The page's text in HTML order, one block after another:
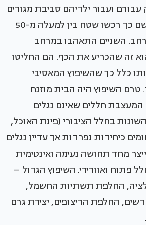
עבורם ועבור ילדיהם סביבת מגורים
כפרית בלב העיר. לשם כך רכשו שטח בין למעלה מ-50
השניים התאהבו במרחב
זה שהכריע את הכף. הם החליטו
כלל כך שהשיפוץ המאסיבי
השיפוץ היה הבית מוזנח
חללים שאינם נגלים
בחלל הציבורי (פינת האוכל,
כיחידות נפרדות אך עדיין נגלים
מחד תחושה נעימה ואינטימית
פתוח ואוורירי. השיפוץ הגדול –
החלפת תשתיות החשמל,
החלפת הריצופים, יצירת גרם